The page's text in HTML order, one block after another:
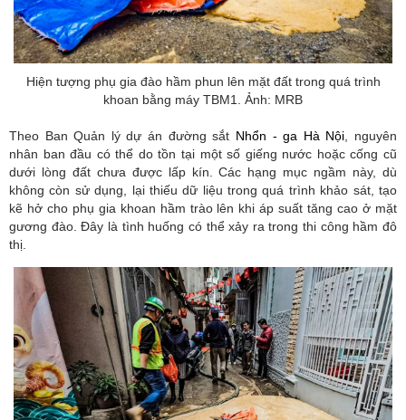
Hiện tượng phụ gia đào hầm phun lên mặt đất trong quá trình
khoan bằng máy TBM1. Ảnh: MRB
Theo Ban Quản lý dự án đường sắt Nhổn - ga Hà Nội , nguyên
nhân ban đầu có thể do tồn tại một số giếng nước hoặc cống cũ
dưới lòng đất chưa được lấp kín. Các hạng mục ngầm này, dù
không còn sử dụng, lại thiếu dữ liệu trong quá trình khảo sát, tạo
kẽ hở cho phụ gia khoan hầm trào lên khi áp suất tăng cao ở mặt
gương đào. Đây là tình huống có thể xảy ra trong thi công hầm đô
thị.